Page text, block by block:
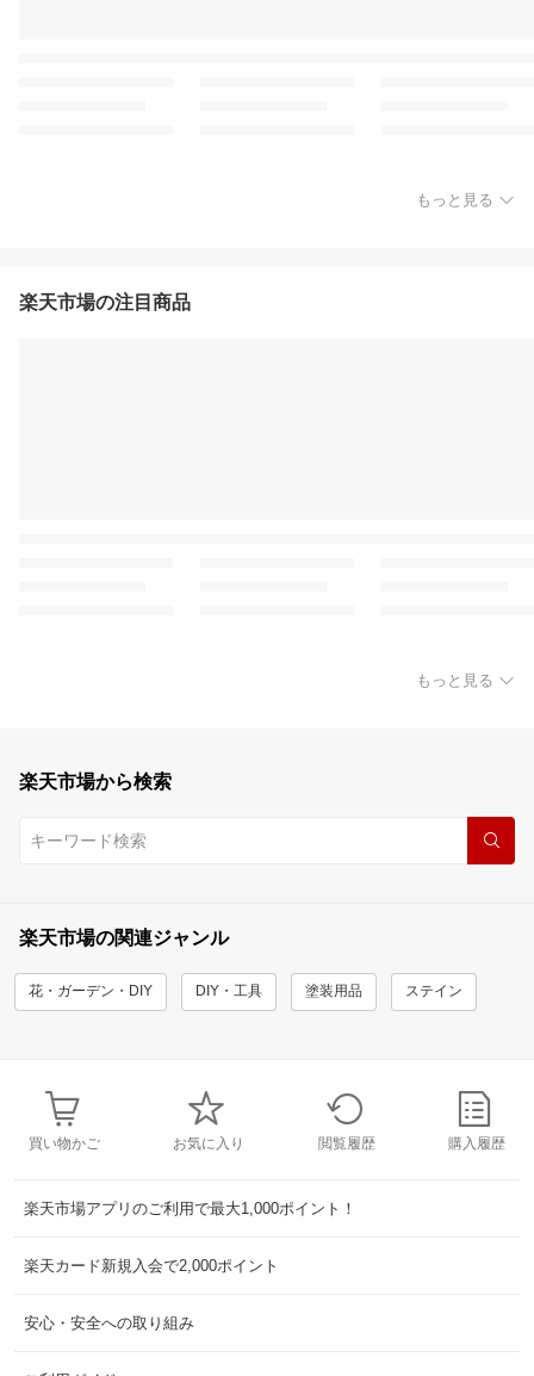
もっと見る
楽天市場の注目商品
もっと見る
楽天市場から検索
楽天市場の関連ジャンル
花・ガーデン・DIY DIY・工具 塗装用品 ステイン
買い物かご お気に入り 閲覧履歴 購入履歴
楽天市場アプリのご利用で最大1,000ポイント！
楽天カード新規入会で2,000ポイント
安心・安全への取り組み